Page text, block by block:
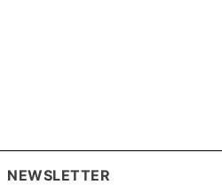
NEWSLETTER